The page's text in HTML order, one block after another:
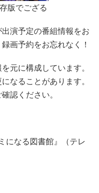
版でござる
演予定の番組情報をお
画予約をお忘れなく！
元に構成しています。
なることがあります。
認ください。
になる図書館』（テレ